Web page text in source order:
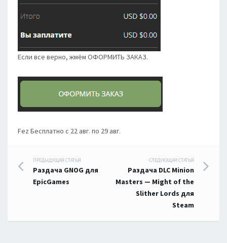
Если все верно, жмём ОФОРМИТЬ ЗАКАЗ.
Fez Бесплатно с 22 авг. по 29 авг.
Навигация
по
ПРЕДЫДУЩАЯ СТАТЬЯ
Раздача GNOG для
EpicGames
СЛЕДУЮЩАЯ СТАТЬЯ
Раздача DLC Minion
Masters — Might of the
Slither Lords для
Steam